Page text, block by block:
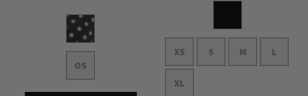
OS
XS S M L
XL